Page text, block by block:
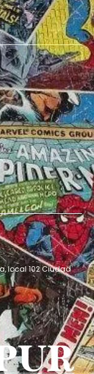
local 102 Ciudad